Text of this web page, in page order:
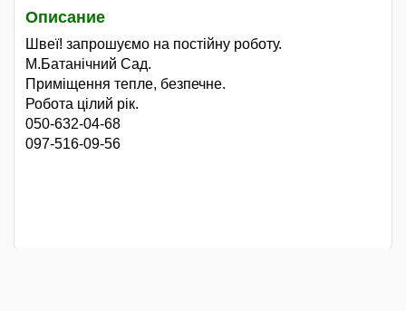
Описание
Швеї! запрошуємо на постійну роботу.
М.Батанічний Сад.
Приміщення тепле, безпечне.
Робота цілий рік.
050-632-04-68
097-516-09-56